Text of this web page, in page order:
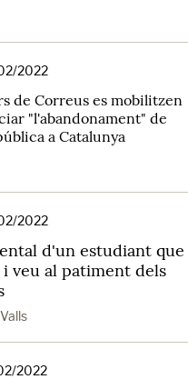
2022
de Correus es mobilitzen
"l'abandonament" de
a Catalunya
2022
d'un estudiant que
i veu al patiment dels
2022